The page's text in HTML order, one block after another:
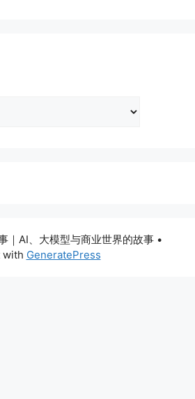
｜AI、大模型与商业世界的故事 •
with GeneratePress